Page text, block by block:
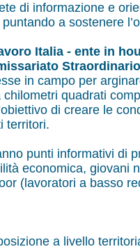
di informazione e
a sostenere
Italia - ente in
in campo per
quadrati
di creare le
territori.
punti informativi di
economica, giovani
(lavoratori a basso
a livello